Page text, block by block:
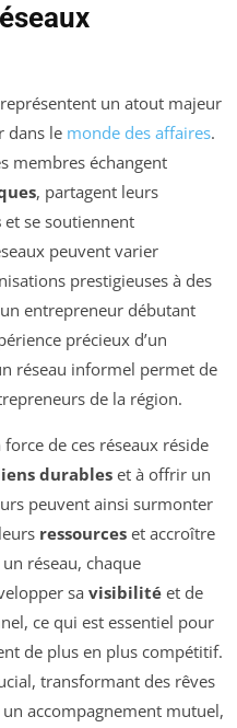
représentent un atout majeur
dans le monde des affaires.
membres échangent
, partagent leurs
et se soutiennent
peuvent varier
prestigieuses à des
entrepreneur débutant
précieux d’un
réseau informel permet de
de la région.
force de ces réseaux réside
durables et à offrir un
peuvent ainsi surmonter
ressources et accroître
réseau, chaque
sa visibilité et de
ce qui est essentiel pour
de plus en plus compétitif.
transformant des rêves
un accompagnement mutuel,